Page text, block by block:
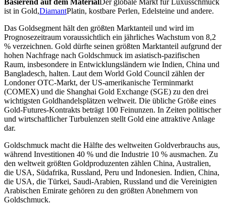
Basierend auf dem Material
Der globale Markt für Luxusschmuck
ist in Gold,DiamantPlatin, kostbare Perlen, Edelsteine ​​und andere.
Das Goldsegment hält den größten Marktanteil und wird im
Prognosezeitraum voraussichtlich ein jährliches Wachstum von 8,2
% verzeichnen. Gold dürfte seinen größten Marktanteil aufgrund der
hohen Nachfrage nach Goldschmuck im asiatisch-pazifischen
Raum, insbesondere in Entwicklungsländern wie Indien, China und
Bangladesch, halten. Laut dem World Gold Council zählen der
Londoner OTC-Markt, der US-amerikanische Terminmarkt
(COMEX) und die Shanghai Gold Exchange (SGE) zu den drei
wichtigsten Goldhandelsplätzen weltweit. Die übliche Größe eines
Gold-Futures-Kontrakts beträgt 100 Feinunzen. In Zeiten politischer
und wirtschaftlicher Turbulenzen stellt Gold eine attraktive Anlage
dar.
Goldschmuck macht die Hälfte des weltweiten Goldverbrauchs aus,
während Investitionen 40 % und die Industrie 10 % ausmachen. Zu
den weltweit größten Goldproduzenten zählen China, Australien,
die USA, Südafrika, Russland, Peru und Indonesien. Indien, China,
die USA, die Türkei, Saudi-Arabien, Russland und die Vereinigten
Arabischen Emirate gehören zu den größten Abnehmern von
Goldschmuck.